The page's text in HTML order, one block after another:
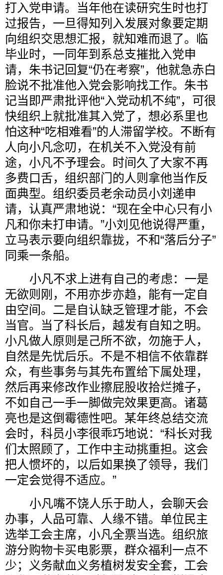
打入党申请。当年他在读研究生时也打
过报告，一旦得知列入发展对象要定期
向组织交思想汇报，就知难而退了。临
毕业时，一同年到系总支摧批入党申
请，朱书记回复“仍在考察”，他就急赤白
脸说不批准他入党会影响找工作。朱书
记当即严肃批评他“入党动机不纯”，可很
快组织上就批准其入党了，想必系里也
怕这种“吃相难看”的人滞留学校。不断有
人向小凡念叨，在机关不入党没有前
途，小凡不予理会。时间久了大家不再
多费口舌，组织部门的人则拿他当作反
面典型。组织委员老余动员小刘递申
请，认真严肃地说：“现在全中心只有小
凡和你未打申请。”小刘见他说得严重，
立马表示要向组织靠拢，不和“落后分子”
同乘一条船。
小凡不求上进有自己的考虑：一是
无欲则刚，不用亦步亦趋，能有一定自
由空间。二是自认缺乏管理才能，不会
当官。当了科长后，越发有自知之明。
小凡做人原则是己所不欲，勿施于人，
自然是先忧后乐。不是不相信不依靠群
众，有些事务与其先布置给下属处理，
然后再来修改作业擦屁股收拾烂摊子，
不如自己一手一脚做完效果更高。诸葛
亮也是这倒霉德性吧。某年终总结交流
会时，科员小李很乖巧地说：“科长对我
们太照顾了，工作中主动挑重担。这会
把人惯坏的，以后如果换了领导，我们
一定会觉得不适应。”
小凡嘴不饶人乐于助人，会聊天会
办事，人品可靠、人缘不错。单位民主
选举工会主席，小凡全票当选。组织旅
游分购物卡买电影票，群众福利一点不
少；义务献血义务植树发安全套，工会